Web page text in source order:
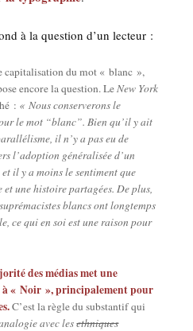
à la ques­tion d’un lecteur :
capi­ta­li­sa­tion du mot « blanc »,
encore la ques­tion. LeNew York
: « Nous conser­ve­rons le
le mot “blanc”. Bien qu’il y ait
il n’y a pas eu de
l’adoption géné­ra­li­sée d’un
il y a moins le sen­ti­ment que
une his­toire par­ta­gées. De plus,
blancs ont long­temps
ce qui en soi est une rai­son pour
des médias met une
à « Noir », prin­ci­pa­le­ment pour
C’est la règle du sub­stan­tif qui
avec leseth­niques